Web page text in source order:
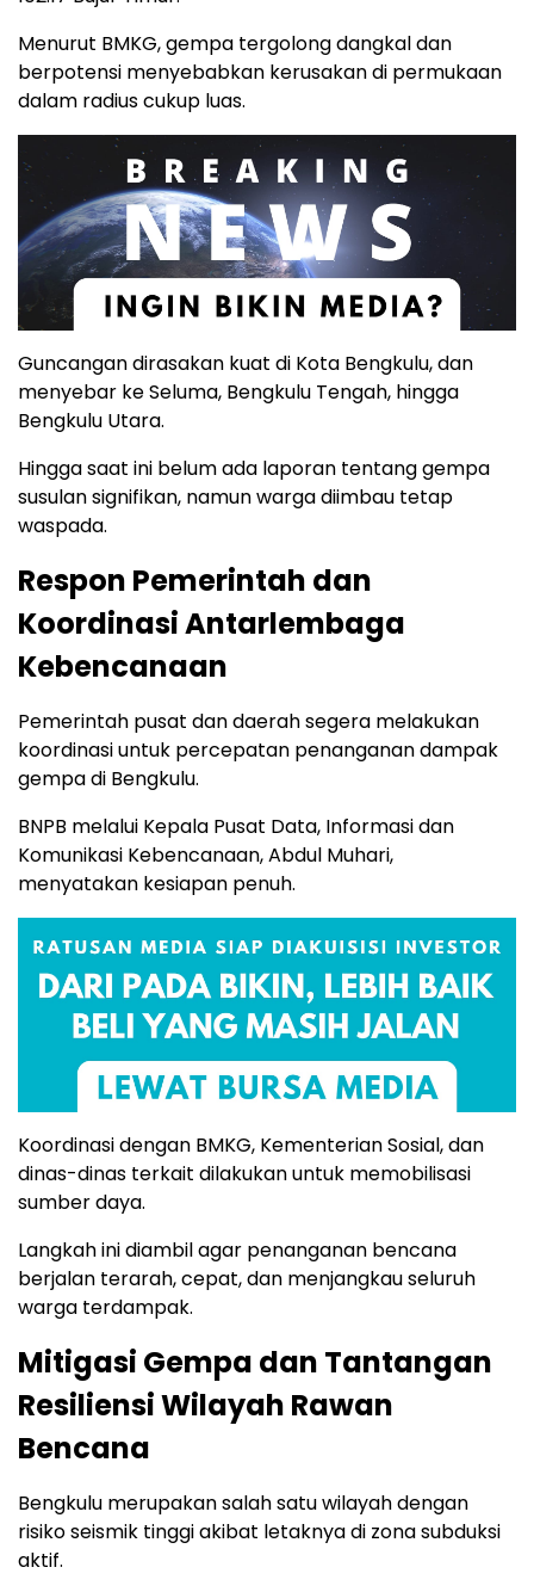
Menurut BMKG, gempa tergolong dangkal dan
berpotensi menyebabkan kerusakan di permukaan
dalam radius cukup luas.
Guncangan dirasakan kuat di Kota Bengkulu, dan
menyebar ke Seluma, Bengkulu Tengah, hingga
Bengkulu Utara.
Hingga saat ini belum ada laporan tentang gempa
susulan signifikan, namun warga diimbau tetap
waspada.
Respon Pemerintah dan
Koordinasi Antarlembaga
Kebencanaan
Pemerintah pusat dan daerah segera melakukan
koordinasi untuk percepatan penanganan dampak
gempa di Bengkulu.
BNPB melalui Kepala Pusat Data, Informasi dan
Komunikasi Kebencanaan, Abdul Muhari,
menyatakan kesiapan penuh.
Koordinasi dengan BMKG, Kementerian Sosial, dan
dinas-dinas terkait dilakukan untuk memobilisasi
sumber daya.
Langkah ini diambil agar penanganan bencana
berjalan terarah, cepat, dan menjangkau seluruh
warga terdampak.
Mitigasi Gempa dan Tantangan
Resiliensi Wilayah Rawan
Bencana
Bengkulu merupakan salah satu wilayah dengan
risiko seismik tinggi akibat letaknya di zona subduksi
aktif.